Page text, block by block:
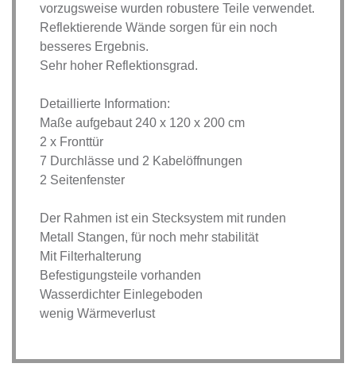
vorzugsweise wurden robustere Teile verwendet.
Reflektierende Wände sorgen für ein noch
besseres Ergebnis.
Sehr hoher Reflektionsgrad.
Detaillierte Information:
Maße aufgebaut 240 x 120 x 200 cm
2 x Fronttür
7 Durchlässe und 2 Kabelöffnungen
2 Seitenfenster
Der Rahmen ist ein Stecksystem mit runden
Metall Stangen, für noch mehr stabilität
Mit Filterhalterung
Befestigungsteile vorhanden
Wasserdichter Einlegeboden
wenig Wärmeverlust